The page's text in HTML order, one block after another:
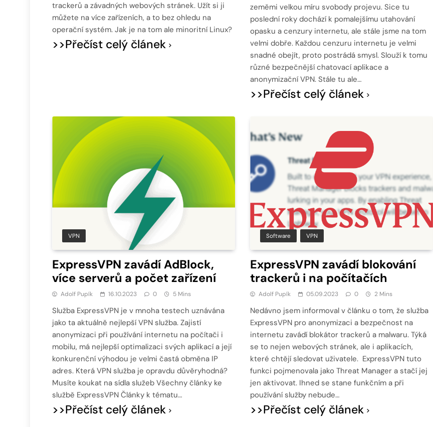
trackerů a závadných webových stránek. Užít si ji
můžete na více zařízeních, a to bez ohledu na
operační systém. Jak je na tom ale minoritní Linux?
>>Přečíst celý článek
zeměmi velkou míru svobody projevu. Sice tu
poslední roky dochází k pomalejšímu utahování
opasku a cenzury internetu, ale stále jsme na tom
velmi dobře. Každou cenzuru internetu je velmi
snadné obejít, proto postrádá smysl. Slouží k tomu
různé bezpečnější chatovací aplikace a
anonymizační VPN. Stále tu ale…
>>Přečíst celý článek
VPN
ExpressVPN zavádí AdBlock,
více serverů a počet zařízení
Adolf Pupík 16.10.2023 0 5 Mins
Služba ExpressVPN je v mnoha testech uznávána
jako ta aktuálně nejlepší VPN služba. Zajistí
anonymizaci při používání internetu na počítači i
mobilu, má nejlepší optimalizaci svých aplikací a její
konkurenční výhodou je velmi častá obměna IP
adres. Která VPN služba je opravdu důvěryhodná?
Musíte koukat na sídla služeb Všechny články ke
službě ExpressVPN Články k tématu…
>>Přečíst celý článek
Software VPN
ExpressVPN zavádí blokování
trackerů i na počítačích
Adolf Pupík 05.09.2023 0 2 Mins
Nedávno jsem informoval v článku o tom, že služba
ExpressVPN pro anonymizaci a bezpečnost na
internetu zavádí blokátor trackerů a malwaru. Týká
se to nejen webových stránek, ale i aplikacích,
které chtějí sledovat uživatele. ExpressVPN tuto
funkci pojmenovala jako Threat Manager a stačí jej
jen aktivovat. Ihned se stane funkčním a při
používání služby nebude…
>>Přečíst celý článek